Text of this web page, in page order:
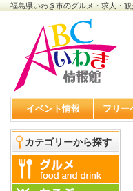
福島県いわき市のグルメ・求人・
イベント情報 フリー
カテゴリーから探す